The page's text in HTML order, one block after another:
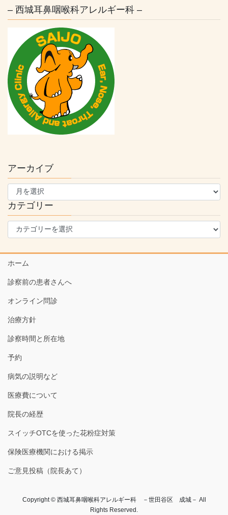
– 西城耳鼻咽喉科アレルギー科 –
アーカイブ
ア
カ
イ
カテゴリー
テ
ー
ホーム
診察前の患者さんへ
オンライン問診
治療方針
診察時間と所在地
予約
病気の説明など
医療費について
院長の経歴
スイッチOTCを使った花粉症対策
保険医療機関における掲示
ご意見投稿（院長あて）
Copyright © 西城耳鼻咽喉科アレルギー科 －世田谷区 成城－ All
Rights Reserved.